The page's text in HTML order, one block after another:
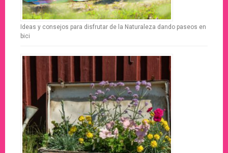
Ideas y consejos para disfrutar de la Naturaleza dando paseos en
bici